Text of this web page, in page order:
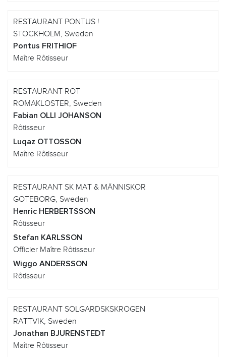
RESTAURANT PONTUS !
STOCKHOLM, Sweden
Pontus FRITHIOF
Maître Rôtisseur
RESTAURANT ROT
ROMAKLOSTER, Sweden
Fabian OLLI JOHANSON
Rôtisseur
Luqaz OTTOSSON
Maître Rôtisseur
RESTAURANT SK MAT & MÄNNISKOR
GOTEBORG, Sweden
Henric HERBERTSSON
Rôtisseur
Stefan KARLSSON
Officier Maître Rôtisseur
Wiggo ANDERSSON
Rôtisseur
RESTAURANT SOLGARDSKSKROGEN
RATTVIK, Sweden
Jonathan BJURENSTEDT
Maître Rôtisseur